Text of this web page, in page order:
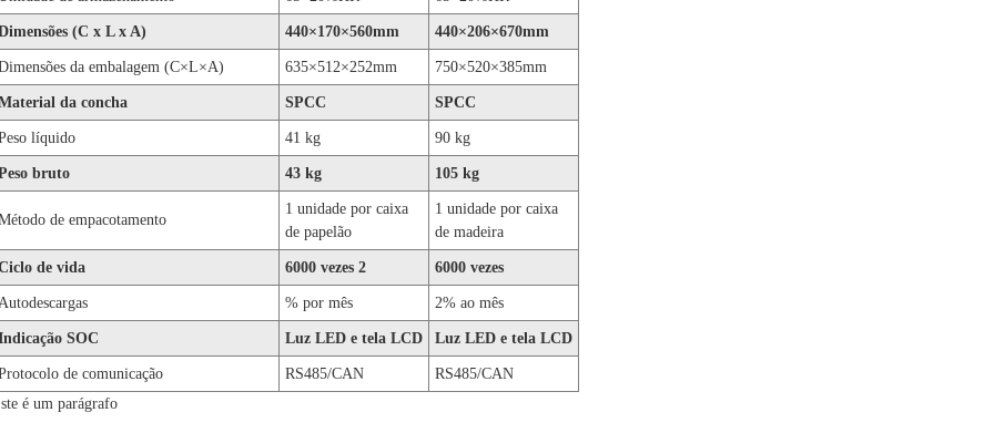
(C x L x A) 440×170×560mm 440×206×670mm
da embalagem (C×L×A) 635×512×252mm 750×520×385mm
da concha SPCC SPCC
líquido 41 kg 90 kg
bruto 43 kg 105 kg
de empacotamento
1 unidade por caixa
de papelão
1 unidade por caixa
de madeira
de vida 6000 vezes 2 6000 vezes
% por mês 2% ao mês
SOC Luz LED e tela LCD Luz LED e tela LCD
de comunicação RS485/CAN
RS485/CAN
é um parágrafo